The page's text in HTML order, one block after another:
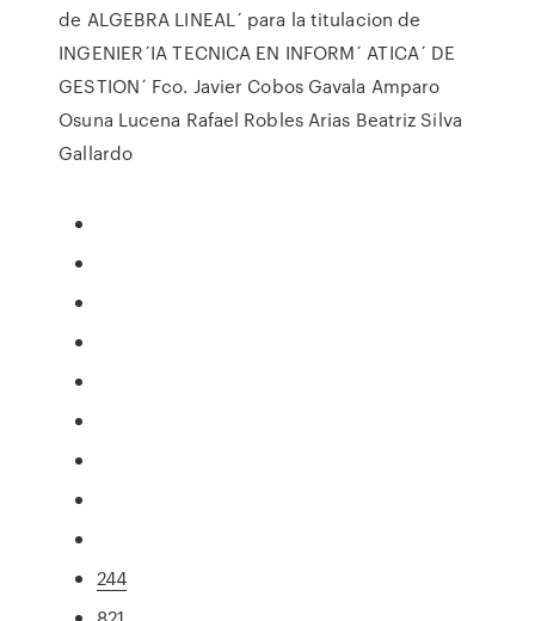
de ALGEBRA LINEAL´ para la titulacion de
INGENIER´IA TECNICA EN INFORM´ ATICA´ DE
GESTION´ Fco. Javier Cobos Gavala Amparo
Osuna Lucena Rafael Robles Arias Beatriz Silva
Gallardo
244